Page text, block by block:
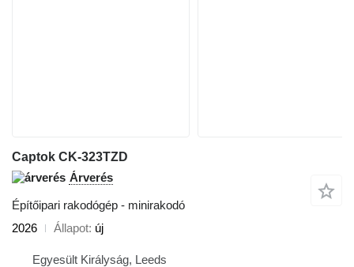
Captok CK-323TZD
Árverés
Építőipari rakodógép - minirakodó
2026
Állapot új
Egyesült Királyság, Leeds